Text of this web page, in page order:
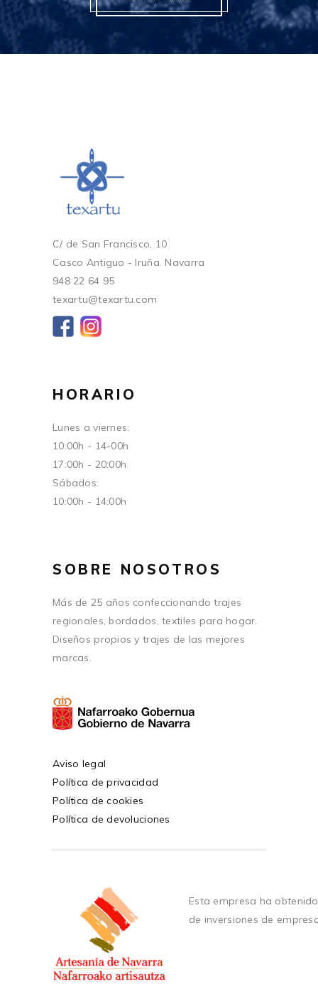
C/ de San Francisco, 10
Casco Antiguo - Iruña. Navarra
948 22 64 95
texartu@texartu.com
HORARIO
Lunes a viernes:
10:00h - 14-00h
17:00h - 20:00h
Sábados:
10:00h - 14:00h
SOBRE NOSOTROS
Más de 25 años confeccionando trajes
regionales, bordados, textiles para hogar.
Diseños propios y trajes de las mejores
marcas.
Aviso legal
Política de privacidad
Política de cookies
Política de devoluciones
Esta empresa ha
de inversiones de